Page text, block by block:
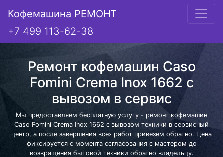
Кофемашина РЕМОНТ
+7 499 113-62-38
Ремонт кофемашин Caso
Fomini Crema Inox 1662 с
вывозом в сервис
Мы предоставляем бесплатную услугу - ремонт кофемашин
Caso Fomini Crema Inox 1662 с вывозом техники в сервисный
центр, а после завершения всех работ привезем обратно. Цена
фиксируется с момента согласования с мастером до
возвращения бытовой техники обратно владельцу.